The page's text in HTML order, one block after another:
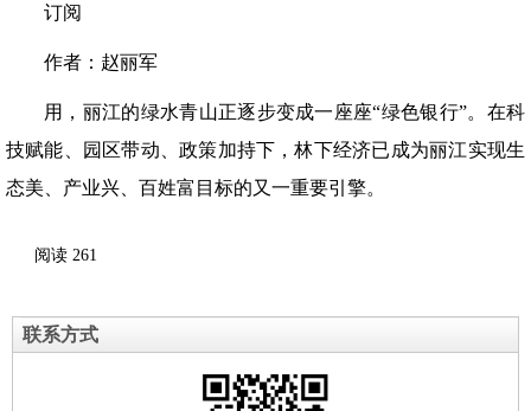
订阅
作者：赵丽军
用，丽江的绿水青山正逐步变成一座座“绿色银行”。在科
技赋能、园区带动、政策加持下，林下经济已成为丽江实现生
态美、产业兴、百姓富目标的又一重要引擎。
阅读 261
联系方式